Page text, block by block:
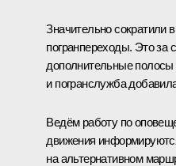
Значительно сократили
погранпереходы. Это за
дополнительные полосы
и погранслужба
Ведём работу по
движения
на альтернативном